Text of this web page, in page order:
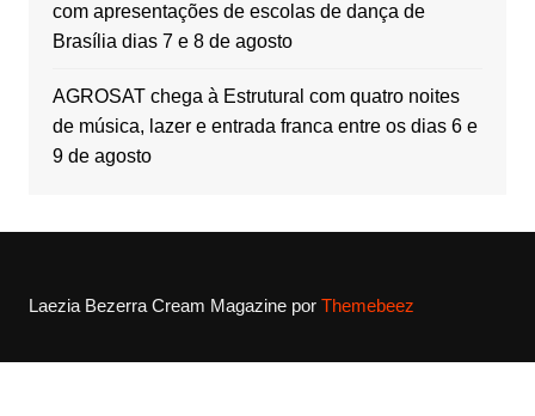
com apresentações de escolas de dança de
Brasília dias 7 e 8 de agosto
AGROSAT chega à Estrutural com quatro noites
de música, lazer e entrada franca entre os dias 6 e
9 de agosto
Laezia BezerraCream Magazine por Themebeez